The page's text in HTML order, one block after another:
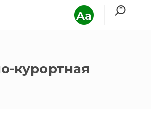
Aa
курортная